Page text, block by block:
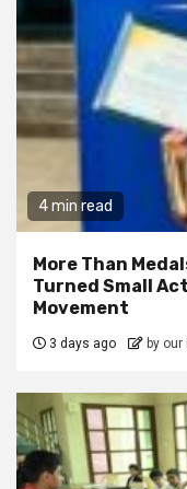
4 min read
More Than
Turned Small
Movement
3 days ago by